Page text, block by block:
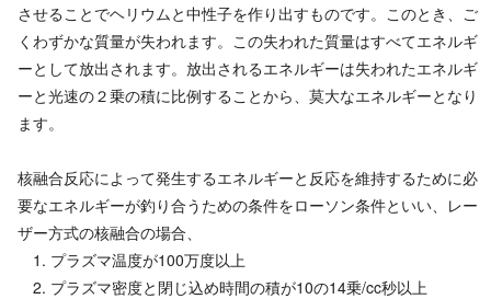
させることでヘリウムと中性子を作り出すものです。このとき、ご
くわずかな質量が失われます。この失われた質量はすべてエネルギ
ーとして放出されます。放出されるエネルギーは失われたエネルギ
ーと光速の２乗の積に比例することから、莫大なエネルギーとなり
ます。
核融合反応によって発生するエネルギーと反応を維持するために必
要なエネルギーが釣り合うための条件をローソン条件といい、レー
ザー方式の核融合の場合、
1. プラズマ温度が100万度以上
2. プラズマ密度と閉じ込め時間の積が10の14乗/cc秒以上